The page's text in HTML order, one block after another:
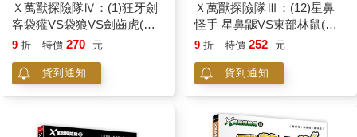
Ｘ萬獸探險隊Ⅳ：(1)狂牙劍
客袋獾VS袋狼VS劍齒虎(附
學習單)
9 折 特價 270 元
貨到通知
Ｘ萬獸探險隊Ⅲ：(12)星鼻
怪手 星鼻鼴VS東部林鼠(附
學習單)
9 折 特價 252 元
貨到通知